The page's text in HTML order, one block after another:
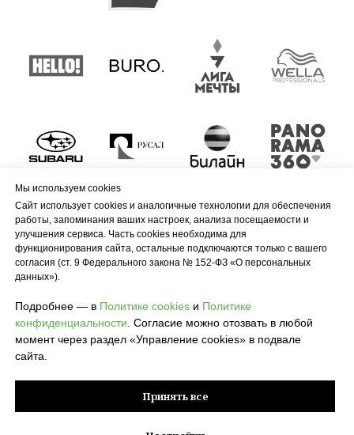
© 2026 POLZA pro
Мы используем cookies
Сайт использует cookies и аналогичные технологии для обеспечения
работы, запоминания ваших настроек, анализа посещаемости и
улучшения сервиса. Часть cookies необходима для
функционирования сайта, остальные подключаются только с вашего
согласия (ст. 9 Федерального закона № 152-ФЗ «О персональных
данных»).
Подробнее — в Политике cookies и Политике
конфиденциальности. Согласие можно отозвать в любой
момент через раздел «Управление cookies» в подвале
сайта.
Принять все